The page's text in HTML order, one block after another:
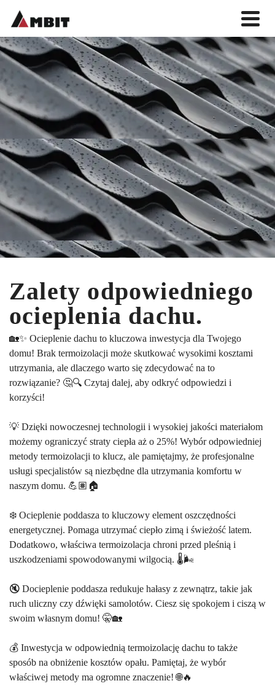
Zalety odpowiedniego
ocieplenia dachu.
🏡✨ Ocieplenie dachu to kluczowa inwestycja dla Twojego
domu! Brak termoizolacji może skutkować wysokimi kosztami
utrzymania, ale dlaczego warto się zdecydować na to
rozwiązanie? 🤔🔍 Czytaj dalej, aby odkryć odpowiedzi i
korzyści!
💡 Dzięki nowoczesnej technologii i wysokiej jakości materiałom
możemy ograniczyć straty ciepła aż o 25%! Wybór odpowiedniej
metody termoizolacji to klucz, ale pamiętajmy, że profesjonalne
usługi specjalistów są niezbędne dla utrzymania komfortu w
naszym domu. 💪🏽🏠
❄️ Ocieplenie poddasza to kluczowy element oszczędności
energetycznej. Pomaga utrzymać ciepło zimą i świeżość latem.
Dodatkowo, właściwa termoizolacja chroni przed pleśnią i
uszkodzeniami spowodowanymi wilgocią. 🌡️🌬️
🔇 Docieplenie poddasza redukuje hałasy z zewnątrz, takie jak
ruch uliczny czy dźwięki samolotów. Ciesz się spokojem i ciszą w
swoim własnym domu! 🤫🏡
💰 Inwestycja w odpowiednią termoizolację dachu to także
sposób na obniżenie kosztów opału. Pamiętaj, że wybór
właściwej metody ma ogromne znaczenie! 🌐🔥